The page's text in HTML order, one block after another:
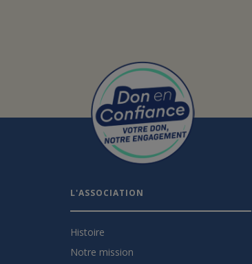
L'ASSOCIATION
Histoire
Notre mission